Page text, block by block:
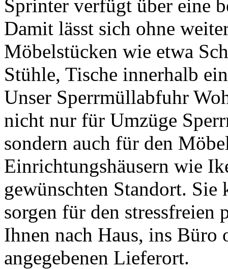
Sprinter verfügt über eine
Damit lässt sich ohne
Möbelstücken wie etwa
Stühle, Tische innerhalb
Unser Sperrmüllabfuhr
nicht nur für Umzüge
sondern auch für den
Einrichtungshäusern wie
gewünschten Standort.
sorgen für den stressfreien
Ihnen nach Haus, ins Büro
angegebenen Lieferort.